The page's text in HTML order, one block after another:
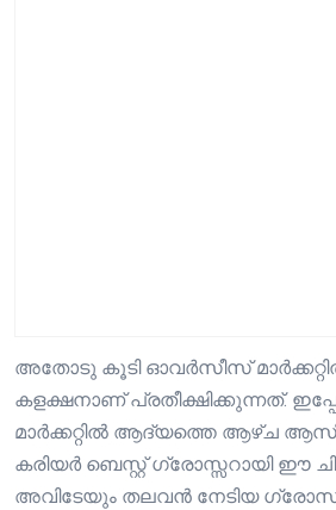
അതോടു കൂടി ഓവർസീസ്
കളക്ഷനാണ് പ്രതീക്ഷിക്കുന്നത്.
മാർക്കറ്റിൽ ആദ്യത്തെ ആഴ്ച
കരിയർ ബെസ്റ്റ് ഗ്രോസ്സറായി ഈ
അവിടേയും തലവൻ നേടിയ